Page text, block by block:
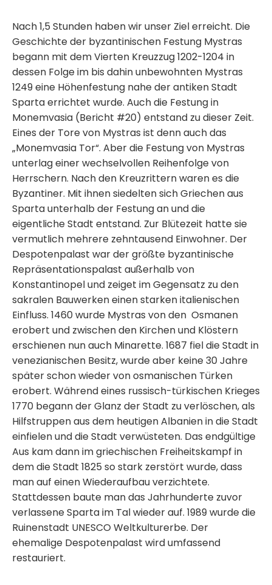
Nach 1,5 Stunden haben wir unser Ziel erreicht. Die
Geschichte der byzantinischen Festung Mystras
begann mit dem Vierten Kreuzzug 1202-1204 in
dessen Folge im bis dahin unbewohnten Mystras
1249 eine Höhenfestung nahe der antiken Stadt
Sparta errichtet wurde. Auch die Festung in
Monemvasia (Bericht #20) entstand zu dieser Zeit.
Eines der Tore von Mystras ist denn auch das
„Monemvasia Tor“. Aber die Festung von Mystras
unterlag einer wechselvollen Reihenfolge von
Herrschern. Nach den Kreuzrittern waren es die
Byzantiner. Mit ihnen siedelten sich Griechen aus
Sparta unterhalb der Festung an und die
eigentliche Stadt entstand. Zur Blütezeit hatte sie
vermutlich mehrere zehntausend Einwohner. Der
Despotenpalast war der größte byzantinische
Repräsentationspalast außerhalb von
Konstantinopel und zeiget im Gegensatz zu den
sakralen Bauwerken einen starken italienischen
Einfluss. 1460 wurde Mystras von den Osmanen
erobert und zwischen den Kirchen und Klöstern
erschienen nun auch Minarette. 1687 fiel die Stadt in
venezianischen Besitz, wurde aber keine 30 Jahre
später schon wieder von osmanischen Türken
erobert. Während eines russisch-türkischen Krieges
1770 begann der Glanz der Stadt zu verlöschen, als
Hilfstruppen aus dem heutigen Albanien in die Stadt
einfielen und die Stadt verwüsteten. Das endgültige
Aus kam dann im griechischen Freiheitskampf in
dem die Stadt 1825 so stark zerstört wurde, dass
man auf einen Wiederaufbau verzichtete.
Stattdessen baute man das Jahrhunderte zuvor
verlassene Sparta im Tal wieder auf. 1989 wurde die
Ruinenstadt UNESCO Weltkulturerbe. Der
ehemalige Despotenpalast wird umfassend
restauriert.